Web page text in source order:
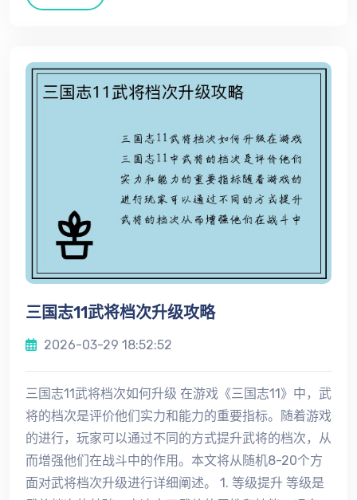
三国志11武将档次升级攻略
2026-03-29 18:52:52
三国志11武将档次如何升级 在游戏《三国志11》中，武
将的档次是评价他们实力和能力的重要指标。随着游戏
的进行，玩家可以通过不同的方式提升武将的档次，从
而增强他们在战斗中的作用。本文将从随机8-20个方
面对武将档次升级进行详细阐述。 1. 等级提升 等级是